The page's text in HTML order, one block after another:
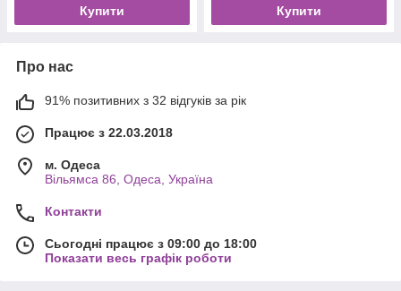
Купити Купити
Про нас
91% позитивних з 32 відгуків за рік
Працює з 22.03.2018
м. Одеса
Вільямса 86, Одеса, Україна
Контакти
Сьогодні працює з 09:00 до 18:00
Показати весь графік роботи